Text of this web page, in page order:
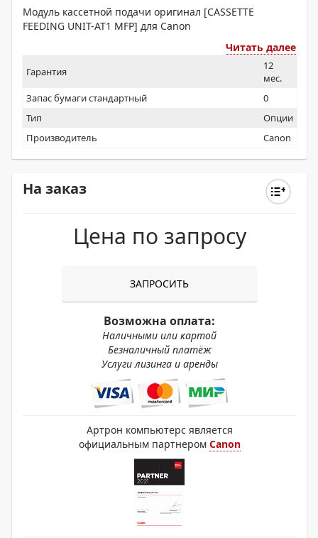
Модуль кассетной подачи оригинал [CASSETTE
FEEDING UNIT-AT1 MFP] для Canon
Читать далее
Гарантия
12
мес.
Запас бумаги стандартный
0
Тип
Опции
Производитель
Canon
На заказ
Цена по запросу
ЗАПРОСИТЬ
Возможна оплата:
Наличными или картой
Безналичный платёж
Услуги лизинга и аренды
Артрон компьютерс является
официальным партнером Canon